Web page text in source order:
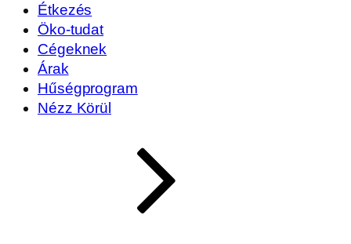
Étkezés
Öko-tudat
Cégeknek
Árak
Hűségprogram
Nézz Körül